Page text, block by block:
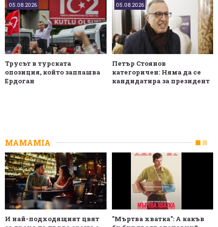
05.08.2026
Трусът в турската
опозиция, който заплашва
Ердоган
05.08.2026
Петър Стоянов
категоричен: Няма да се
кандидатира за президент
MAMAMIA
И най-подходящият цвят
"Мъртва хватка": А какъв